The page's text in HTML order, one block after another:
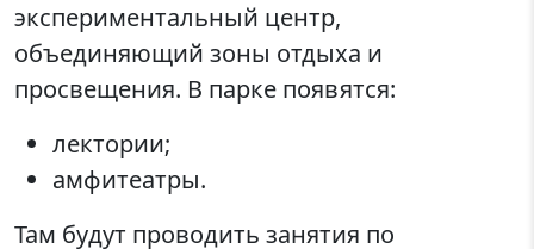
экспериментальный центр,
объединяющий зоны отдыха и
просвещения. В парке появятся:
лектории;
амфитеатры.
Там будут проводить занятия по